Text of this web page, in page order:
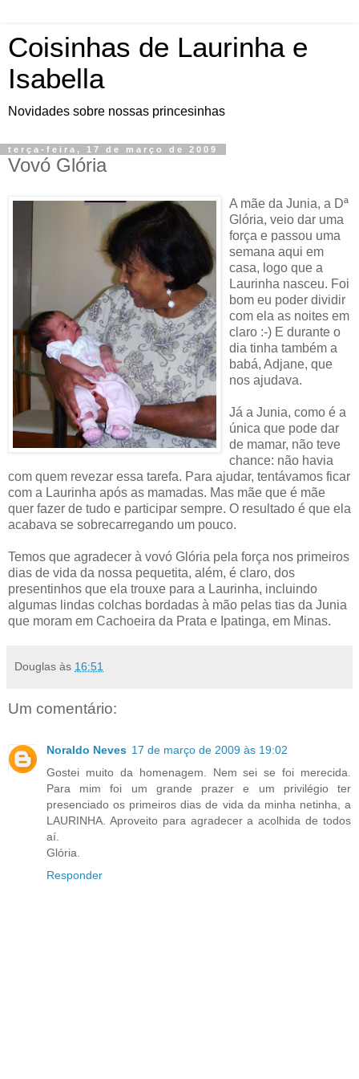
Coisinhas de Laurinha e
Isabella
Novidades sobre nossas princesinhas
terça-feira, 17 de março de 2009
Vovó Glória
A mãe da Junia, a Dª
Glória, veio dar uma
força e passou uma
semana aqui em
casa, logo que a
Laurinha nasceu. Foi
bom eu poder dividir
com ela as noites em
claro :-) E durante o
dia tinha também a
babá, Adjane, que
nos ajudava.
Já a Junia, como é a
única que pode dar
de mamar, não teve
chance: não havia
com quem revezar essa tarefa. Para ajudar, tentávamos ficar
com a Laurinha após as mamadas. Mas mãe que é mãe
quer fazer de tudo e participar sempre. O resultado é que ela
acabava se sobrecarregando um pouco.
Temos que agradecer à vovó Glória pela força nos primeiros
dias de vida da nossa pequetita, além, é claro, dos
presentinhos que ela trouxe para a Laurinha, incluindo
algumas lindas colchas bordadas à mão pelas tias da Junia
que moram em Cachoeira da Prata e Ipatinga, em Minas.
Douglas às 16:51
Um comentário:
Noraldo Neves 17 de março de 2009 às 19:02
Gostei muito da homenagem. Nem sei se foi merecida.
Para mim foi um grande prazer e um privilégio ter
presenciado os primeiros dias de vida da minha netinha, a
LAURINHA. Aproveito para agradecer a acolhida de todos
aí.
Glória.
Responder